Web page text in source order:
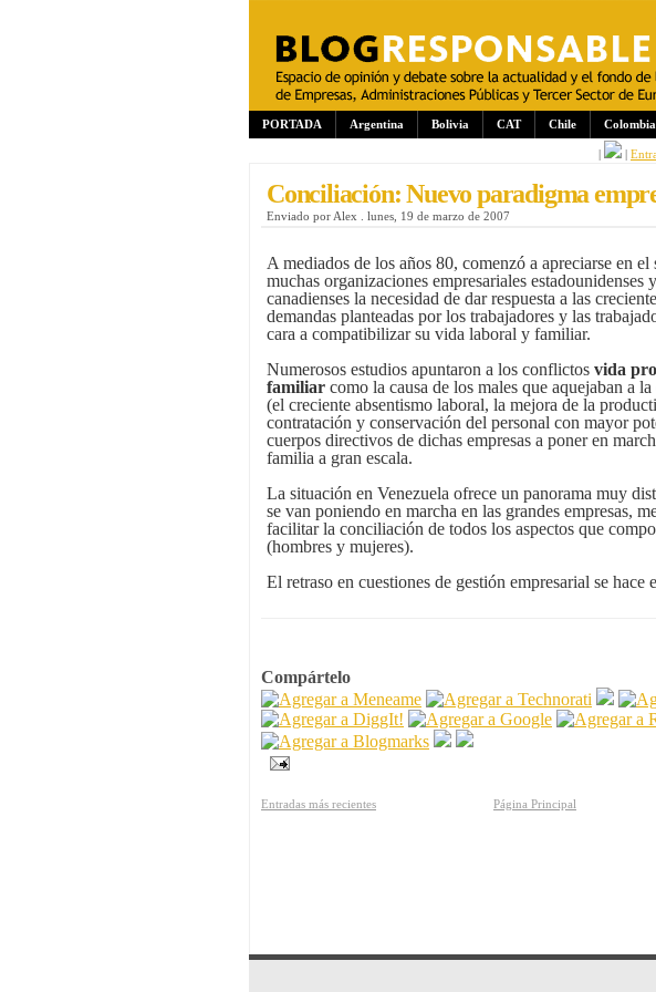
PORTADA Argentina Bolivia CAT Chile Colombia
| |
Conciliación: Nuevo paradigma
Enviado por Alex lunes, 19 de marzo de 2007
A mediados de los años 80, comenzó a apreciarse en el
muchas organizaciones empresariales estadounidenses y
canadienses la necesidad de dar respuesta a las
demandas planteadas por los trabajadores y las
cara a compatibilizar su vida laboral y familiar.
Numerosos estudios apuntaron a los conflictos vida
familiar como la causa de los males que aquejaban a la
(el creciente absentismo laboral, la mejora de la
contratación y conservación del personal con mayor
cuerpos directivos de dichas empresas a poner en
familia a gran escala.
La situación en Venezuela ofrece un panorama muy
se van poniendo en marcha en las grandes empresas,
facilitar la conciliación de todos los aspectos que
(hombres y mujeres).
El retraso en cuestiones de gestión empresarial se hace
Compártelo
Entradas más recientes Página Principal